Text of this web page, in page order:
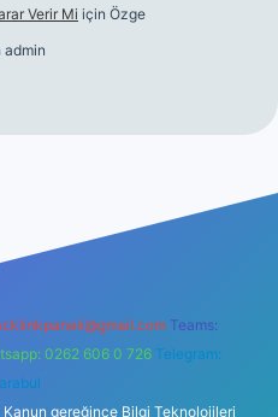
Verir Mi için Özge
admin
Teams:
0262 606 0 726 Telegram:
Kanun gereğince Bilgi Teknolojileri